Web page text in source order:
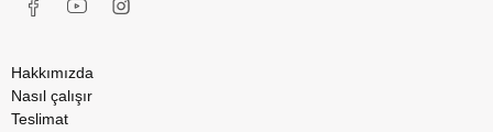
Hakkımızda
Nasıl çalışır
Teslimat